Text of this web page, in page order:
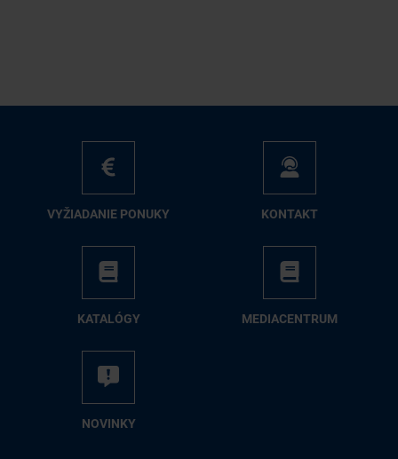
VY­ŽIA­DA­NIE PO­NU­KY KON­TAKT
KA­TA­LÓ­GY ME­DIA­CEN­TRUM
NO­VIN­KY